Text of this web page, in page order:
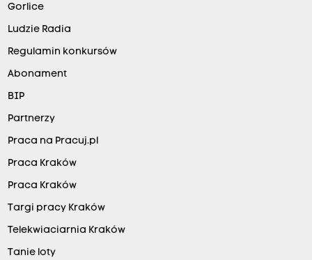
Gorlice
Ludzie Radia
Regulamin konkursów
Abonament
BIP
Partnerzy
Praca na Pracuj.pl
Praca Kraków
Praca Kraków
Targi pracy Kraków
Telekwiaciarnia Kraków
Tanie loty